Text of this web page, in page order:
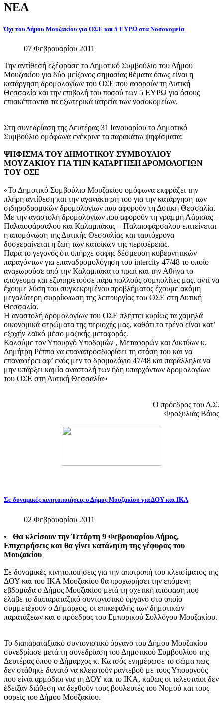
ΝΕΑ
Όχι τουΔήμου Μουζακίου για ΟΣΕ και 5 ΕΥΡΩ στα Νοσοκομεία
07 Φεβρουαρίου 2011
Την αντίθεσή εξέφρασε το Δημοτικό Συμβούλιο του Δήμου
Μουζακίου για δύο μείζονος σημασίας θέματα όπως είναι η
κατάργηση δρομολογίων του ΟΣΕ που αφορούν τη Δυτική
Θεσσαλία και την επιβολή του ποσού των 5 ΕΥΡΩ για όσους
επισκέπτονται τα εξωτερικά ιατρεία των νοσοκομείων.
Στη συνεδρίαση της Δευτέρας 31 Ιανουαρίου το Δημοτικό
Συμβούλιο ομόφωνα ενέκρινε τα παρακάτω ψηφίσματα:
ΨΗΦΙΣΜΑ ΤΟΥ ΔΗΜΟΤΙΚΟΥ ΣΥΜΒΟΥΛΙΟΥ
ΜΟΥΖΑΚΙΟΥ ΓΙΑ ΤΗΝ ΚΑΤΑΡΓΗΣΗ ΔΡΟΜΟΛΟΓΙΩΝ
ΤΟΥ ΟΣΕ
«Το Δημοτικό Συμβούλιο Μουζακίου ομόφωνα εκφράζει την
πλήρη αντίθεση και την αγανάκτησή του για την κατάργηση των
σιδηροδρομικών δρομολογίων που αφορούν τη Δυτική Θεσσαλία.
Με την αναστολή δρομολογίων που αφορούν τη γραμμή Λάρισας –
Παλαιοφάρσαλου και Καλαμπάκας – Παλαιοφάρσαλου επιτείνεται
η απομόνωση της Δυτικής Θεσσαλίας και ταυτόχρονα
δυσχεραίνεται η ζωή των κατοίκων της περιφέρειας.
Παρά το γεγονός ότι υπήρχε σαφής δέσμευση κυβερνητικών
παραγόντων για επαναδρομολόγηση του intercity 47/48 το οποίο
αναχωρούσε από την Καλαμπάκα το πρωί και την Αθήνα το
απόγευμα και εξυπηρετούσε πάρα πολλούς συμπολίτες μας, αντί να
έχουμε λύση του συγκεκριμένου προβλήματος έχουμε ακόμη
μεγαλύτερη συρρίκνωση της λειτουργίας του ΟΣΕ στη Δυτική
Θεσσαλία.
Η αναστολή δρομολογίων του ΟΣΕ πλήττει κυρίως τα χαμηλά
οικονομικά στρώματα της περιοχής μας, καθότι το τρένο είναι κατ’
εξοχήν λαϊκό μέσο μαζικής μεταφοράς.
Καλούμε τον Υπουργό Υποδομών , Μεταφορών και Δικτύων κ.
Δημήτρη Ρέππα να επαναπροσδιορίσει τη στάση του και να
επαναφέρει αφ’ ενός μεν το δρομολόγιο 47/48 και παράλληλα να
μην υπάρξει καμία αναστολή των ήδη υπαρχόντων δρομολογίων
του ΟΣΕ στη Δυτική Θεσσαλία»
Ο πρόεδρος του Δ.Σ.
Φροξυλιάς Βάιος
Σε δυναμικές κινητοποιήσεις ο Δήμος Μουζακίου γιαΔΟΥ και ΙΚΑ
02 Φεβρουαρίου 2011
• Θα κλείσουν την Τετάρτη 9 Φεβρουαρίου Δήμος,
Επιχειρήσεις και θα γίνει κατάληψη της γέφυρας του
Μουζακίου
Σε δυναμικές κινητοποιήσεις για την αποτροπή του κλεισίματος της
ΔΟΥ και του ΙΚΑ Μουζακίου θα προχωρήσει την επόμενη
εβδομάδα ο Δήμος Μουζακίου μετά τη σχετική απόφαση που
έλαβε το διαπαραταξικό συντονιστικό όργανο στο οποίο
συμμετέχουν ο Δήμαρχος, οι επικεφαλής των δημοτικών
παρατάξεων και ο πρόεδρος του Εμπορικού Συλλόγου Μουζακίου.
Το διαπαραταξιακό συντονιστικό όργανο του Δήμου Μουζακίου
συνεδρίασε μετά τη συνεδρίαση του Δημοτικού Συμβουλίου της
Δευτέρας όπου ο Δήμαρχος κ. Κωτσός ενημέρωσε το σώμα πως
δεν στάθηκε δυνατό να κλειστούν ραντεβού με τους Υπουργούς
που είναι αρμόδιοι για τη ΔΟΥ και το ΙΚΑ, καθώς οι τελευταίοι δεν
έδειξαν διάθεση να δεχθούν τους βουλευτές του Νομού και τους
φορείς του Δήμου Μουζακίου.